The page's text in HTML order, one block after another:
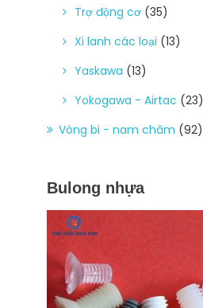
Trợ động cơ (35)
Xi lanh các loại (13)
Yaskawa (13)
Yokogawa - Airtac (23)
Vòng bi - nam châm (92)
Bulong nhựa